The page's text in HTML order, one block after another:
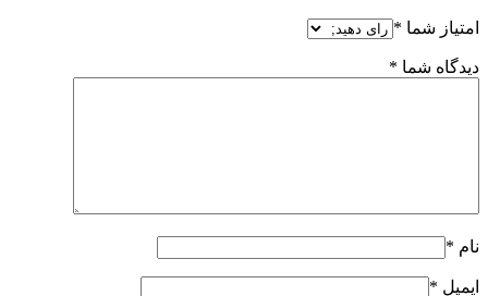
امتیاز شما *
دیدگاه شما *
نام *
ایمیل *